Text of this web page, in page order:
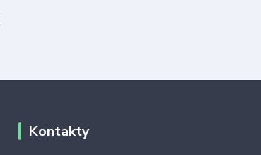
Kontakty